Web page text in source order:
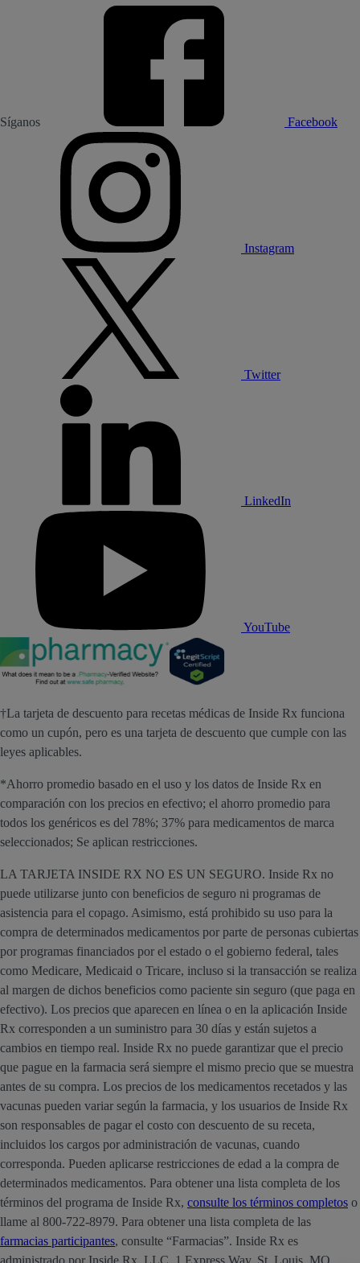
Síganos Facebook
Instagram
Twitter
LinkedIn
YouTube
†La tarjeta de descuento para recetas médicas de Inside Rx funciona
como un cupón, pero es una tarjeta de descuento que cumple con las
leyes aplicables.
*Ahorro promedio basado en el uso y los datos de Inside Rx en
comparación con los precios en efectivo; el ahorro promedio para
todos los genéricos es del 78%; 37% para medicamentos de marca
seleccionados; Se aplican restricciones.
LA TARJETA INSIDE RX NO ES UN SEGURO. Inside Rx no
puede utilizarse junto con beneficios de seguro ni programas de
asistencia para el copago. Asimismo, está prohibido su uso para la
compra de determinados medicamentos por parte de personas cubiertas
por programas financiados por el estado o el gobierno federal, tales
como Medicare, Medicaid o Tricare, incluso si la transacción se realiza
al margen de dichos beneficios como paciente sin seguro (que paga en
efectivo). Los precios que aparecen en línea o en la aplicación Inside
Rx corresponden a un suministro para 30 días y están sujetos a
cambios en tiempo real. Inside Rx no puede garantizar que el precio
que pague en la farmacia será siempre el mismo precio que se muestra
antes de su compra. Los precios de los medicamentos recetados y las
vacunas pueden variar según la farmacia, y los usuarios de Inside Rx
son responsables de pagar el costo con descuento de su receta,
incluidos los cargos por administración de vacunas, cuando
corresponda. Pueden aplicarse restricciones de edad a la compra de
determinados medicamentos. Para obtener una lista completa de los
términos del programa de Inside Rx, consulte los términos completos o
llame al 800-722-8979. Para obtener una lista completa de las
farmacias participantes, consulte “Farmacias”. Inside Rx es